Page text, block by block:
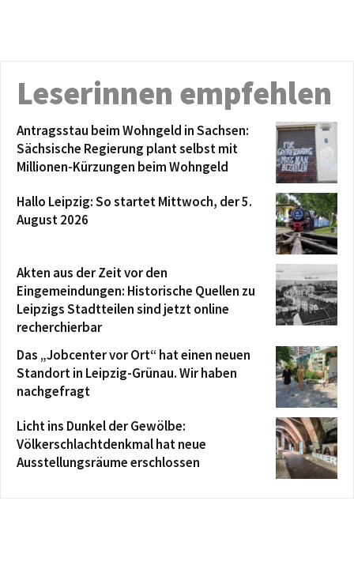
Leserinnen empfehlen
Antragsstau beim Wohngeld in Sachsen:
Sächsische Regierung plant selbst mit
Millionen-Kürzungen beim Wohngeld
Hallo Leipzig: So startet Mittwoch, der 5.
August 2026
Akten aus der Zeit vor den
Eingemeindungen: Historische Quellen zu
Leipzigs Stadtteilen sind jetzt online
recherchierbar
Das „Jobcenter vor Ort“ hat einen neuen
Standort in Leipzig-Grünau. Wir haben
nachgefragt
Licht ins Dunkel der Gewölbe:
Völkerschlachtdenkmal hat neue
Ausstellungsräume erschlossen